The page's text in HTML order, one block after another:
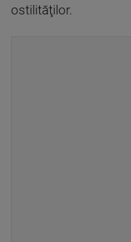
ostilităţilor.